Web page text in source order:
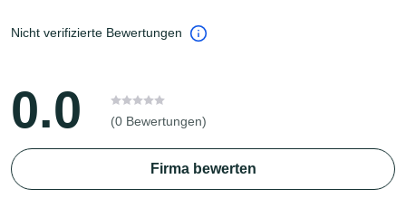
Nicht verifizierte Bewertungen
0.0 (0 Bewertungen)
Firma bewerten